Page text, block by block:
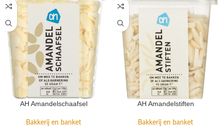
AH Amandelschaafsel
Bakkerij en banket
AH Amandelstiften
Bakkerij en banket